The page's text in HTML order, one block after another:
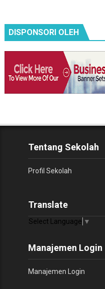
DISPONSORI OLEH
Tentang Sekolah
Profil Sekolah
Translate
Select Language ▼
Manajemen Login
Manajemen Login